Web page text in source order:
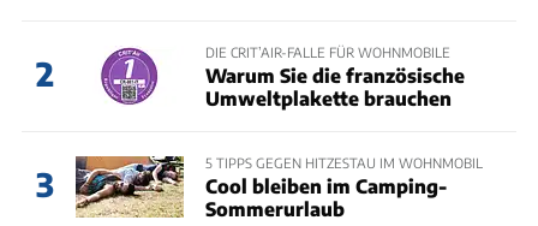
2
DIE CRIT’AIR-FALLE FÜR WOHNMOBILE
Warum Sie die französische
Umweltplakette brauchen
3
5 TIPPS GEGEN HITZESTAU IM WOHNMOBIL
Cool bleiben im Camping-
Sommerurlaub